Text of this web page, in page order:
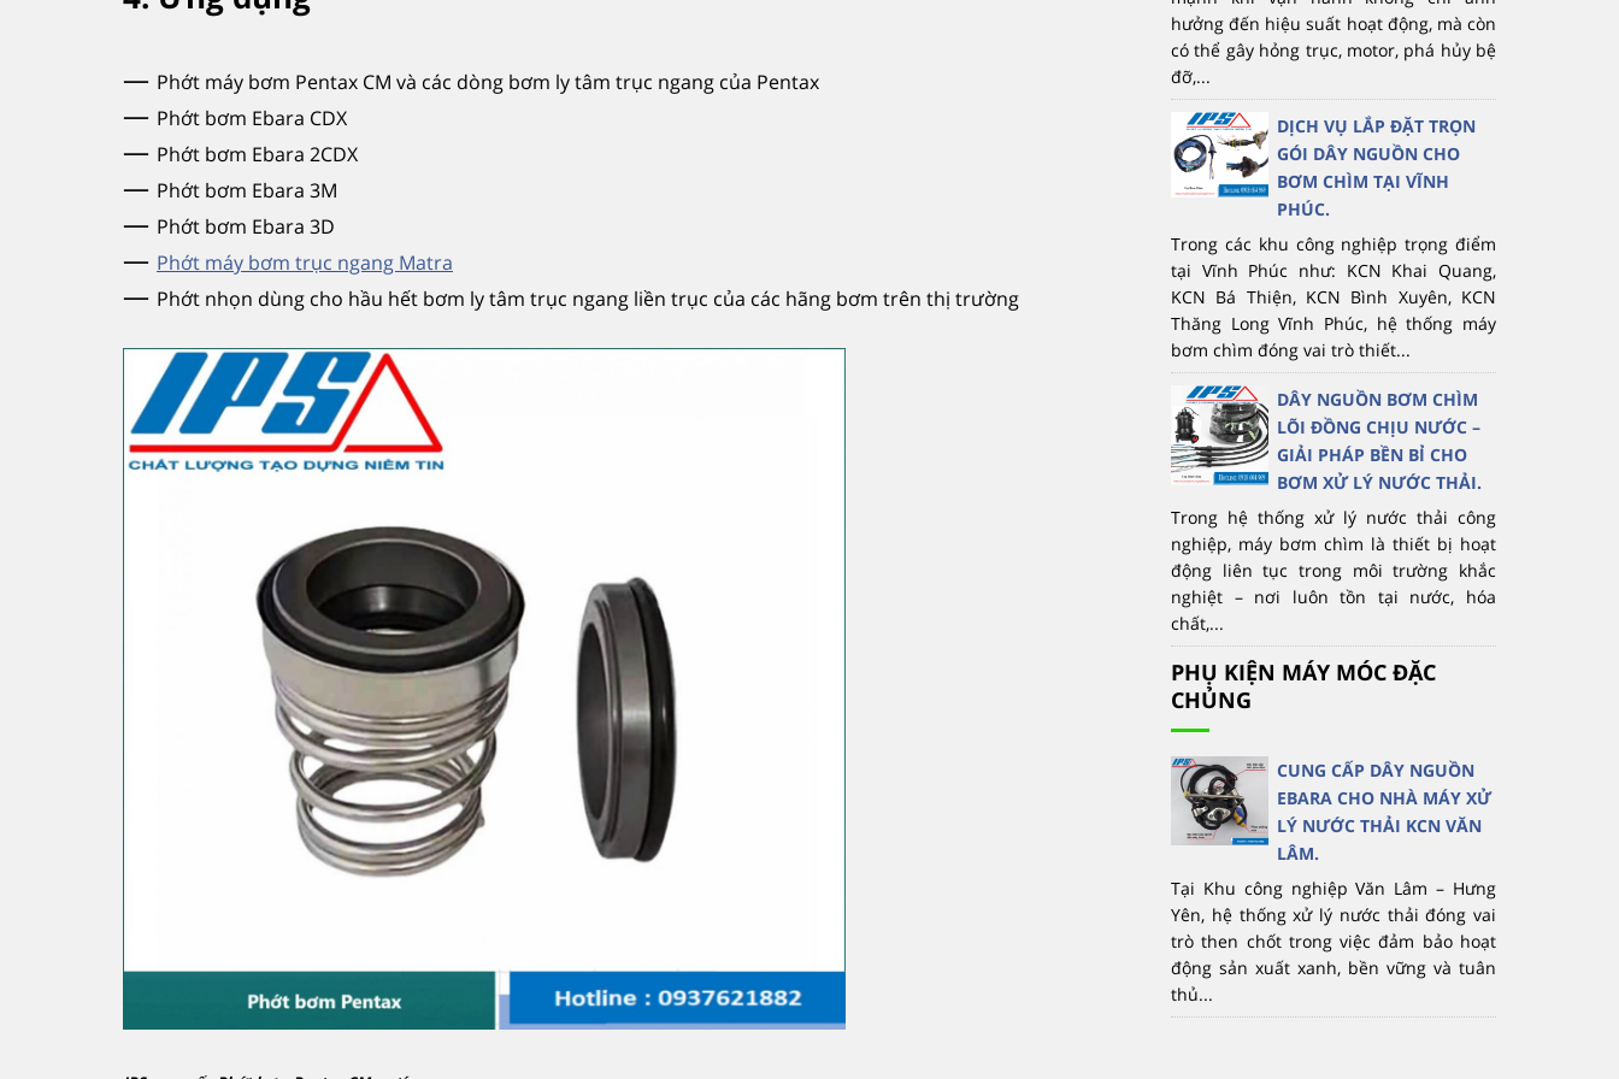
— Phớt máy bơm Pentax CM và các dòng bơm ly tâm trục ngang của Pentax
— Phớt bơm Ebara CDX
— Phớt bơm Ebara 2CDX
— Phớt bơm Ebara 3M
— Phớt bơm Ebara 3D
— Phớt máy bơm trục ngang Matra
— Phớt nhọn dùng cho hầu hết bơm ly tâm trục ngang liền trục của các hãng bơm trên thị trường
hưởng đến hiệu suất hoạt động, mà còn
có thể gây hỏng trục, motor, phá hủy bệ
đỡ,...
DỊCH VỤ LẮP ĐẶT TRỌN
GÓI DÂY NGUỒN CHO
BƠM CHÌM TẠI VĨNH
PHÚC.
Trong các khu công nghiệp trọng điểm
tại Vĩnh Phúc như: KCN Khai Quang,
KCN Bá Thiện, KCN Bình Xuyên, KCN
Thăng Long Vĩnh Phúc, hệ thống máy
bơm chìm đóng vai trò thiết...
DÂY NGUỒN BƠM CHÌM
LÕI ĐỒNG CHỊU NƯỚC –
GIẢI PHÁP BỀN BỈ CHO
BƠM XỬ LÝ NƯỚC THẢI.
Trong hệ thống xử lý nước thải công
nghiệp, máy bơm chìm là thiết bị hoạt
động liên tục trong môi trường khắc
nghiệt – nơi luôn tồn tại nước, hóa
chất,...
PHỤ KIỆN MÁY MÓC ĐẶC
CHỦNG
CUNG CẤP DÂY NGUỒN
EBARA CHO NHÀ MÁY XỬ
LÝ NƯỚC THẢI KCN VĂN
LÂM.
Tại Khu công nghiệp Văn Lâm – Hưng
Yên, hệ thống xử lý nước thải đóng vai
trò then chốt trong việc đảm bảo hoạt
động sản xuất xanh, bền vững và tuân
thủ...